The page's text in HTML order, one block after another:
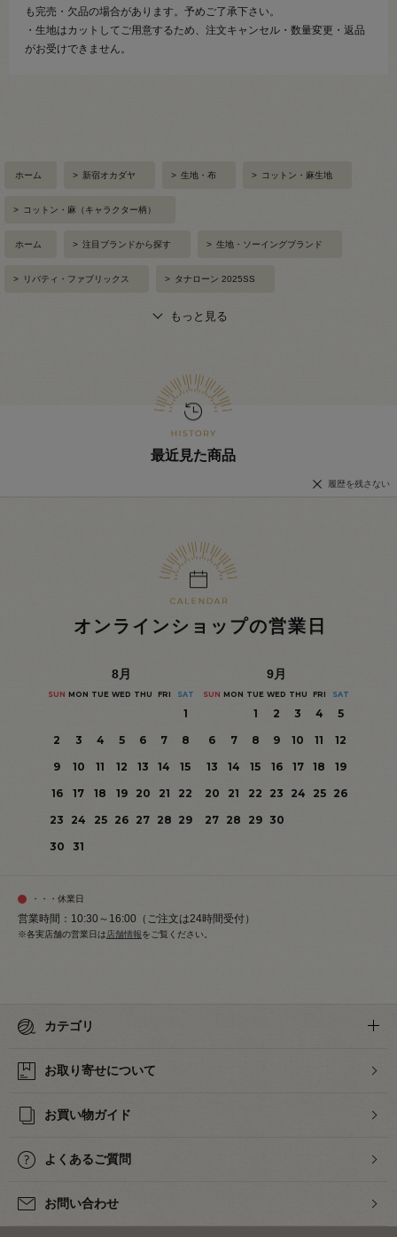
も完売・欠品の場合があります。予めご了承下さい。
・生地はカットしてご用意するため、注文キャンセル・数量変更・返品
がお受けできません。
ホーム > 新宿オカダヤ > 生地・布 > コットン・麻生地
> コットン・麻（キャラクター柄）
ホーム > 注目ブランドから探す > 生地・ソーイングブランド
> リバティ・ファブリックス > タナローン 2025SS
もっと見る
最近見た商品
履歴を残さない
オンラインショップの営業日
8月
SUN MON TUE WED THU FRI SAT
1
2
3 4 5 6 7
8
9
10 11 12 13 14
15
16
17 18 19 20 21
22
23
24 25 26 27 28 29
30
31
9月
SUN MON TUE WED THU FRI SAT
1 2 3 4
5
6
7 8 9 10 11
12
13
14 15 16 17 18
19
20
21 22 23 24 25
26
27 28 29 30
・・・休業日
営業時間：10:30～16:00（ご注文は24時間受付）
※各実店舗の営業日は 店舗情報をご覧ください。
カテゴリ
お取り寄せについて
お買い物ガイド
よくあるご質問
お問い合わせ